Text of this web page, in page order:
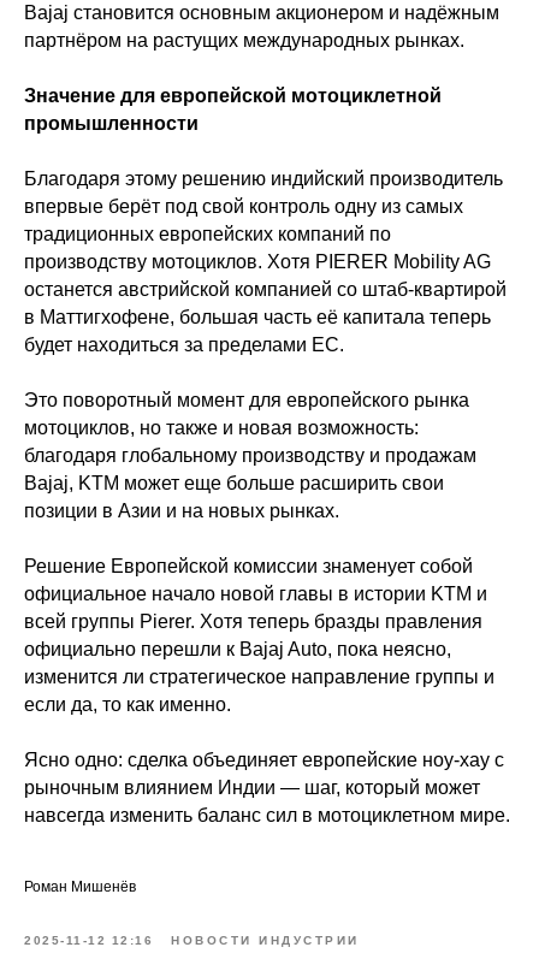
Bajaj становится основным акционером и надёжным
партнёром на растущих международных рынках.
Значение для европейской мотоциклетной
промышленности
Благодаря этому решению индийский производитель
впервые берёт под свой контроль одну из самых
традиционных европейских компаний по
производству мотоциклов. Хотя PIERER Mobility AG
останется австрийской компанией со штаб-квартирой
в Маттигхофене, большая часть её капитала теперь
будет находиться за пределами ЕС.
Это поворотный момент для европейского рынка
мотоциклов, но также и новая возможность:
благодаря глобальному производству и продажам
Bajaj, KTM может еще больше расширить свои
позиции в Азии и на новых рынках.
Решение Европейской комиссии знаменует собой
официальное начало новой главы в истории KTM и
всей группы Pierer. Хотя теперь бразды правления
официально перешли к Bajaj Auto, пока неясно,
изменится ли стратегическое направление группы и
если да, то как именно.
Ясно одно: сделка объединяет европейские ноу-хау с
рыночным влиянием Индии — шаг, который может
навсегда изменить баланс сил в мотоциклетном мире.
Роман Мишенёв
2025-11-12 12:16 НОВОСТИ ИНДУСТРИИ